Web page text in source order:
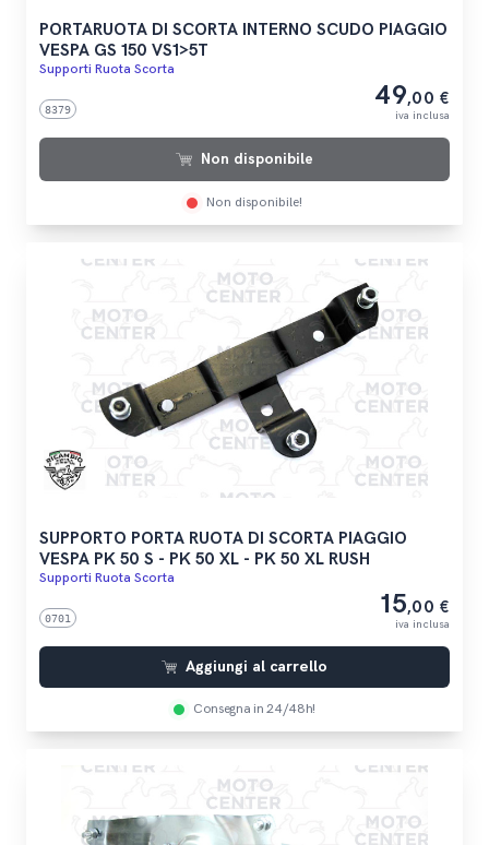
PORTARUOTA DI SCORTA INTERNO SCUDO PIAGGIO
VESPA GS 150 VS1>5T
Supporti Ruota Scorta
8379 49,00 €
iva inclusa
Non disponibile
Non disponibile!
SUPPORTO PORTA RUOTA DI SCORTA PIAGGIO
VESPA PK 50 S - PK 50 XL - PK 50 XL RUSH
Supporti Ruota Scorta
0701 15,00 €
iva inclusa
Aggiungi al carrello
Consegna in 24/48h!